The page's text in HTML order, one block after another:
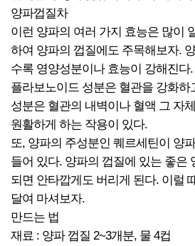
양파껍질차
이런 양파의 여러 가지 효능은 많이
하여 양파의 껍질에도 주목해보자.
수록 영양성분이나 효능이 강해진다
플라보노이드 성분은 혈관을 강화하
성분은 혈관의 내벽이나 혈액 그 자
원활하게 하는 작용이 있다.
또, 양파의 주성분인 퀘르세틴이 양
들어 있다. 양파의 껍질에 있는 좋은
되면 안타깝게도 버리게 된다. 이럴
달여 마셔보자.
만드는 법
재료 : 양파 껍질 2~3개분, 물 4컵